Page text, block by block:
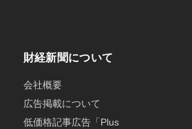
財経新聞について
会社概要
広告掲載について
低価格記事広告「Plus